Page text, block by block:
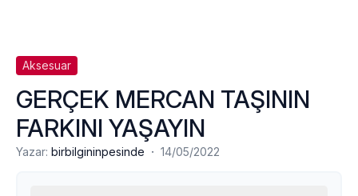
Aksesuar
GERÇEK MERCAN TAŞININ
FARKINI YAŞAYIN
Yazar: birbilgininpesinde · 14/05/2022